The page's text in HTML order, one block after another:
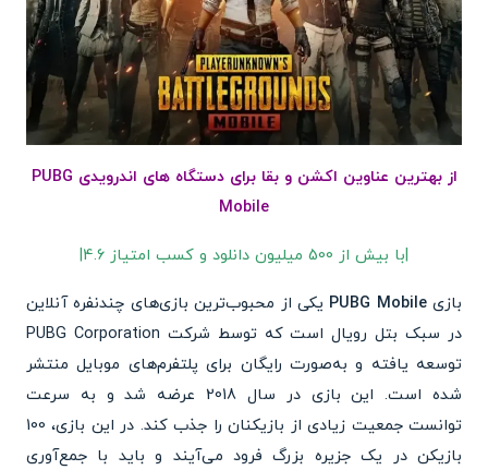
از بهترین عناوین اکشن و بقا برای دستگاه های اندرویدی PUBG
Mobile
|با بیش از 500 میلیون دانلود و کسب امتیاز 4.6|
بازیPUBG Mobile یکی از محبوب‌ترین بازی‌های چندنفره آنلاین
در سبک بتل رویال است که توسط شرکت PUBG Corporation
توسعه یافته و به‌صورت رایگان برای پلتفرم‌های موبایل منتشر
شده است. این بازی در سال 2018 عرضه شد و به سرعت
توانست جمعیت زیادی از بازیکنان را جذب کند. در این بازی، 100
بازیکن در یک جزیره بزرگ فرود می‌آیند و باید با جمع‌آوری